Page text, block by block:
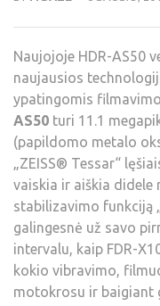
Naujojoje HDR-AS50
naujausios
ypatingomis
AS50 turi 11.1
(papildomo metalo
„ZEISS® Tessar“
vaiskia ir aiškia didele
stabilizavimo funkciją
galingesnė už savo
intervalu, kaip FDR-
kokio vibravimo,
motokrosu ir baigiant